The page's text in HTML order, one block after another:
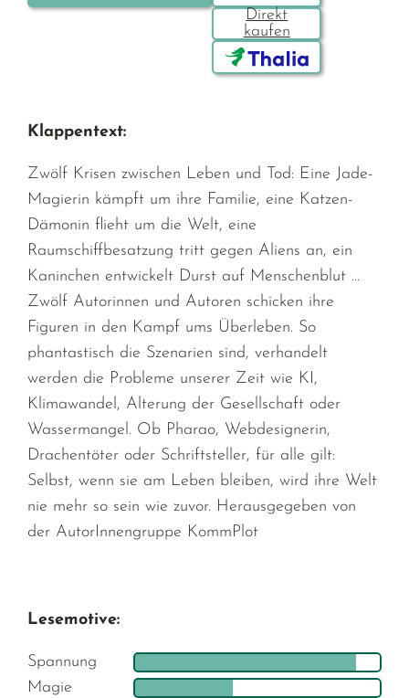
Klappentext:
Zwölf Krisen zwischen Leben und Tod: Eine Jade-
Magierin kämpft um ihre Familie, eine Katzen-
Dämonin flieht um die Welt, eine
Raumschiffbesatzung tritt gegen Aliens an, ein
Kaninchen entwickelt Durst auf Menschenblut …
Zwölf Autorinnen und Autoren schicken ihre
Figuren in den Kampf ums Überleben. So
phantastisch die Szenarien sind, verhandelt
werden die Probleme unserer Zeit wie KI,
Klimawandel, Alterung der Gesellschaft oder
Wassermangel. Ob Pharao, Webdesignerin,
Drachentöter oder Schriftsteller, für alle gilt:
Selbst, wenn sie am Leben bleiben, wird ihre Welt
nie mehr so sein wie zuvor. Herausgegeben von
der AutorInnengruppe KommPlot
Lesemotive:
Spannung
Magie